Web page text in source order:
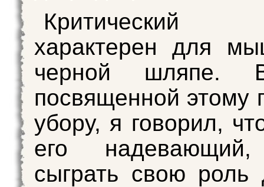
Критический
характерен для
черной шляпе.
посвященной этому
убору, я говорил,
его
сыграть свою роль